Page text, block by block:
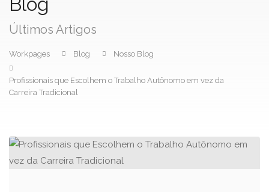
Últimos Artigos
Workpages Blog Nosso Blog
Profissionais que Escolhem o Trabalho Autônomo em vez da
Carreira Tradicional